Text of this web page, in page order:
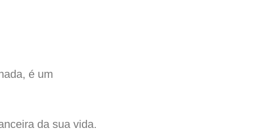
é um
da sua vida.